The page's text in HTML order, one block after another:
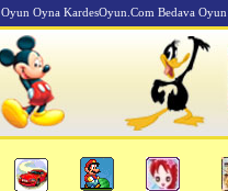
Oyun Oyna KardesOyun.Com Bedava